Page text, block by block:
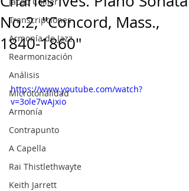
Transcripciones
Armonía de Jazz
Rearmonización
Análisis
Microtonalidad
Armonía
Contrapunto
A Capella
Rai Thistlethwayte
Keith Jarrett
No.2, "Concord, Mass.,
1840-1860"
https://www.youtube.com/watch?
v=3ole7wAjxio